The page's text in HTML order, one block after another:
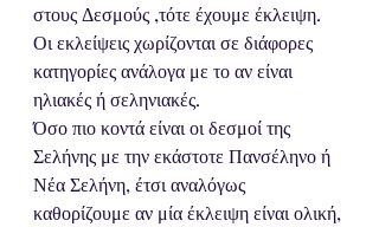
στους Δεσμούς ,τότε έχουμε έκλειψη.
Οι εκλείψεις χωρίζονται σε διάφορες
κατηγορίες ανάλογα με το αν είναι
ηλιακές ή σεληνιακές.
Όσο πιο κοντά είναι οι δεσμοί της
Σελήνης με την εκάστοτε Πανσέληνο ή
Νέα Σελήνη, έτσι αναλόγως
καθορίζουμε αν μία έκλειψη είναι ολική,